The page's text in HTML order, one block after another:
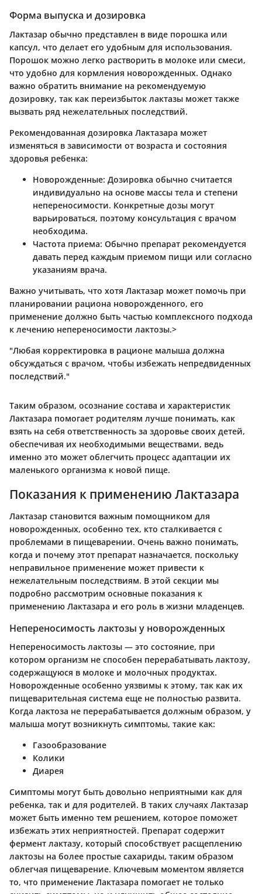
Форма выпуска и дозировка
Лактазар обычно представлен в виде порошка или
капсул, что делает его удобным для использования.
Порошок можно легко растворить в молоке или смеси,
что удобно для кормления новорожденных. Однако
важно обратить внимание на рекомендуемую
дозировку, так как переизбыток лактазы может также
вызвать ряд нежелательных последствий.
Рекомендованная дозировка Лактазара может
изменяться в зависимости от возраста и состояния
здоровья ребенка:
Новорожденные: Дозировка обычно считается
индивидуально на основе массы тела и степени
непереносимости. Конкретные дозы могут
варьироваться, поэтому консультация с врачом
необходима.
Частота приема: Обычно препарат рекомендуется
давать перед каждым приемом пищи или согласно
указаниям врача.
Важно учитывать, что хотя Лактазар может помочь при
планировании рациона новорожденного, его
применение должно быть частью комплексного подхода
к лечению непереносимости лактозы.>
"Любая корректировка в рационе малыша должна
обсуждаться с врачом, чтобы избежать непредвиденных
последствий."
Таким образом, осознание состава и характеристик
Лактазара помогает родителям лучше понимать, как
взять на себя ответственность за здоровье своих детей,
обеспечивая их необходимыми веществами, ведь
именно это может облегчить процесс адаптации их
маленького организма к новой пище.
Показания к применению Лактазара
Лактазар становится важным помощником для
новорожденных, особенно тех, кто сталкивается с
проблемами в пищеварении. Очень важно понимать,
когда и почему этот препарат назначается, поскольку
неправильное применение может привести к
нежелательным последствиям. В этой секции мы
подробно рассмотрим основные показания к
применению Лактазара и его роль в жизни младенцев.
Непереносимость лактозы у новорожденных
Непереносимость лактозы — это состояние, при
котором организм не способен перерабатывать лактозу,
содержащуюся в молоке и молочных продуктах.
Новорожденные особенно уязвимы к этому, так как их
пищеварительная система еще не полностью развита.
Когда лактоза не перерабатывается должным образом, у
малыша могут возникнуть симптомы, такие как:
Газообразование
Колики
Диарея
Симптомы могут быть довольно неприятными как для
ребенка, так и для родителей. В таких случаях Лактазар
может быть именно тем решением, которое поможет
избежать этих неприятностей. Препарат содержит
фермент лактазу, который способствует расщеплению
лактозы на более простые сахариды, таким образом
облегчая пищеварение. Ключевым моментом является
то, что применение Лактазара помогает не только